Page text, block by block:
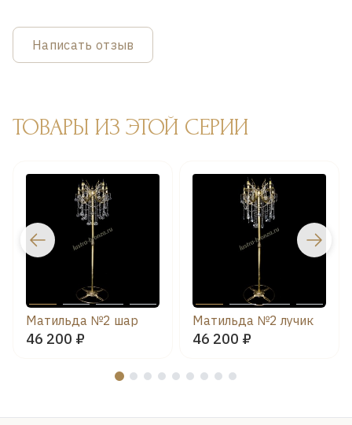
Написать отзыв
ТОВАРЫ ИЗ ЭТОЙ СЕРИИ
Матильда №2 шар
46 200 ₽
Матильда №2 лучик
46 200 ₽